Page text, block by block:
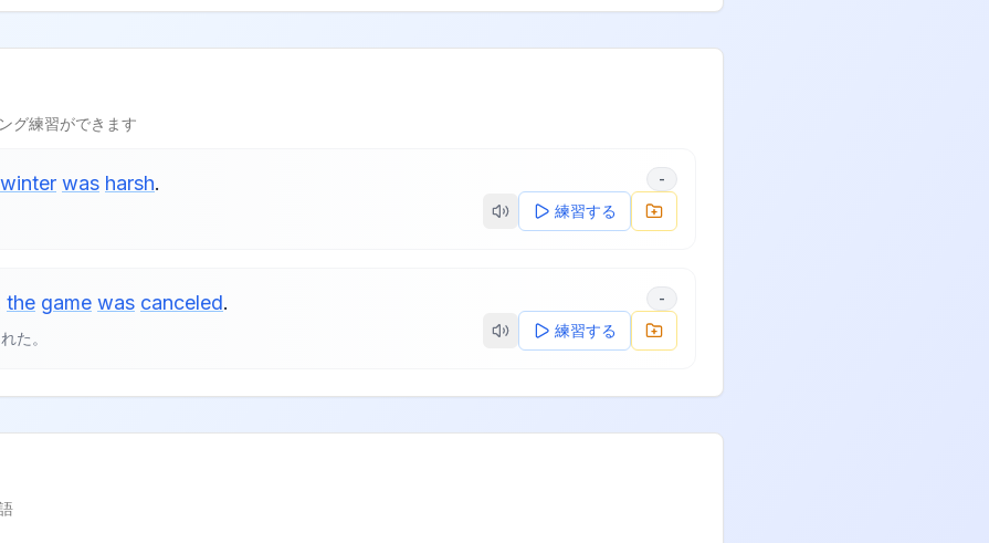
グ練習ができます
winter was harsh. -
練習する
the game was canceled.
た。
-
練習する